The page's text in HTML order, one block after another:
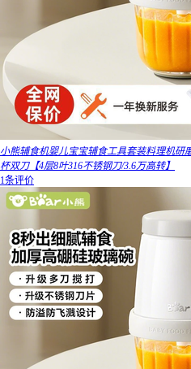
小熊辅食机婴儿宝宝辅食工具套装料理机
杯双刀【4层8叶316不锈钢刀/3.6万高转】
1条评价